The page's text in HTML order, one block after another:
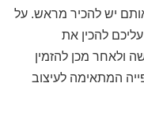
יש להכיר מראש. על
להכין את
ולאחר מכן להזמין
המתאימה לעיצוב